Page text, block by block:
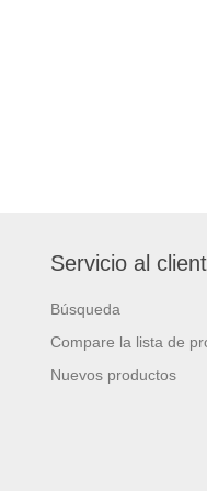
Servicio al
Búsqueda
Compare la lista de
Nuevos productos